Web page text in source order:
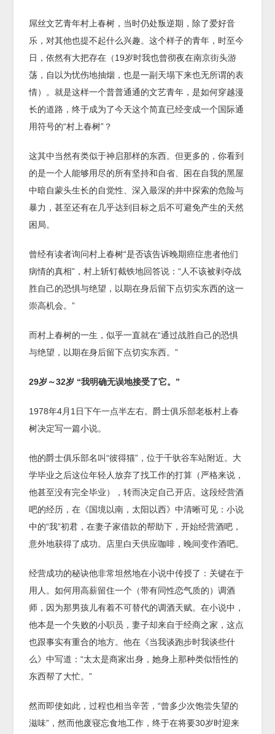
屌丝文艺青年村上春树，当时仍处叛逆期，除了爱好音
乐，对其他也提不起什么兴趣。这个样子的青年，时至今
日，依然有大把存在（19岁时我也曾彻夜在南京街头游
荡，自以为忧伤地抽烟，也是一副天塌下来也无所谓的表
情）。就是这样一个普普通通的文艺青年，是如何穿越漫
长的道路，终于成为了今天这个简直已经变成一个国际通
用符号的“村上春树”？
这其中当然有类似于神启那样的东西。但更多的，你看到
的是一个人能够用尽的所有坚持和自省、困在自我的黑屋
中暗自蒙头生长的自觉性、深入最深的井中探索的危险与
暴力，甚至还有在几乎达到目标之后不可避免产生的天然
困局。
曾经有读者询问村上春树“是否该告诉晚期癌症患者他们
病情的真相”，村上斩钉截铁地回答说：“人不该被剥夺战
胜自己的恐惧与绝望，以期在身后留下点切实东西的这一
崇高机会。”
而村上春树的一生，似乎一直就在“通过战胜自己的恐惧
与绝望，以期在身后留下点切实东西。”
29岁～32岁 “我明确无误地接受了它。 ”
1978年4月1日下午一点半左右。爵士俱乐部老板村上春
树决定写一篇小说。
他的爵士俱乐部名叫“彼得猫”，位于千驮谷车站附近。大
学毕业之后这位年轻人放弃了找工作的打算（严格来说，
他甚至没有完全毕业），转而决定自己开店。这段经营酒
吧的经历，在《国境以南，太阳以西》中清晰可见：小说
中的“我”初君，在妻子家借款的帮助下，开始经营酒吧，
意外地获得了成功。店里白天供应咖啡，晚间变作酒吧。
经营成功的秘诀他非常坦然地在小说中传授了：关键在于
用人。如何用高薪留住一个（带有同性恋气质的）调酒
师，因为那男孩儿有着不可替代的调酒天赋。在小说中，
他本是一个失败的小职员，妻子却来自于经商之家，这点
也跟事实有重合的地方。他在《当我谈跑步时我谈些什
么》中写道：“太太是商家出身，她身上那种类似悟性的
东西帮了大忙。”
然而即使如此，过程也相当辛苦，“曾多少次饱尝失望的
滋味”，然而他废寝忘食地工作，终于在将要30岁时迎来